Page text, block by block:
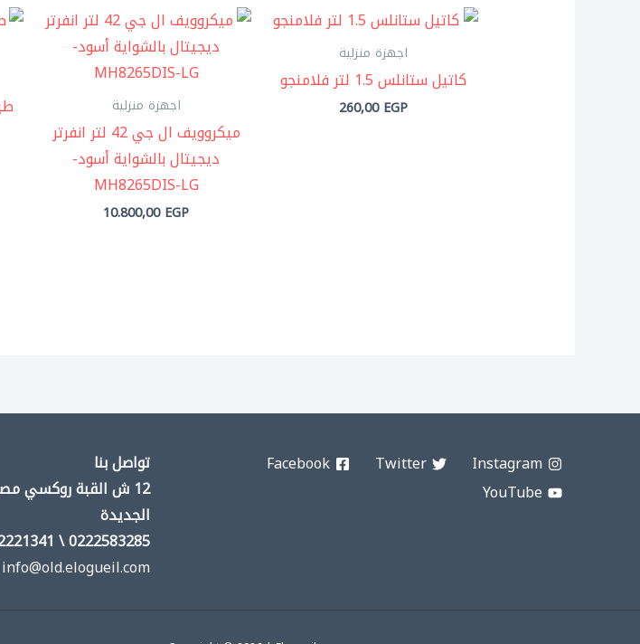
اجهزة منزلية
كاتيل ستانلس 1.5 لتر فلامنجو
260,00EGP اجهزة منزلية
ميكروويف ال جي 42 لتر انفرتر
ديجيتال بالشواية أسود-
MH8265DIS-LG
10.800,00EGP
Instagram
Twitter
Facebook
YouTube
تواصل بنا
12 ش القبة روكسي
الجديدة
0222583285 \ 01122221341
info@old.elogueil.com